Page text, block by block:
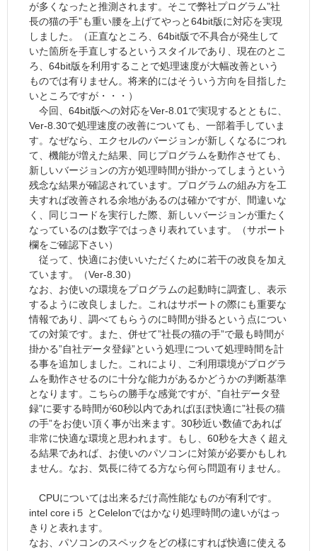
が多くなったと推測されます。そこで弊社プログラム”社
長の猫の手”も重い腰を上げてやっと64bit版に対応を実現
しました。（正直なところ、64bit版で不具合が発生して
いた箇所を手直しするというスタイルであり、現在のとこ
ろ、64bit版を利用することで処理速度が大幅改善という
ものでは有りません。将来的にはそういう方向を目指した
いところですが・・・）
今回、64bit版への対応をVer-8.01で実現するとともに、
Ver-8.30で処理速度の改善についても、一部着手していま
す。なぜなら、エクセルのバージョンが新しくなるにつれ
て、機能が増えた結果、同じプログラムを動作させても、
新しいバージョンの方が処理時間が掛かってしまうという
残念な結果が確認されています。プログラムの組み方を工
夫すれば改善される余地があるのは確かですが、間違いな
く、同じコードを実行した際、新しいバージョンが重たく
なっているのは数字ではっきり表れています。（サポート
欄をご確認下さい）
従って、快適にお使いいただくために若干の改良を加え
ています。（Ver-8.30）
なお、お使いの環境をプログラムの起動時に調査し、表示
するように改良しました。これはサポートの際にも重要な
情報であり、調べてもらうのに時間が掛るという点につい
ての対策です。また、併せて”社長の猫の手”で最も時間が
掛かる”自社データ登録”という処理について処理時間を計
る事を追加しました。これにより、ご利用環境がプログラ
ムを動作させるのに十分な能力があるかどうかの判断基準
となります。こちらの勝手な感覚ですが、”自社データ登
録”に要する時間が60秒以内であればほぼ快適に”社長の猫
の手”をお使い頂く事が出来ます。30秒近い数値であれば
非常に快適な環境と思われます。もし、60秒を大きく超え
る結果であれば、お使いのパソコンに対策が必要かもしれ
ません。なお、気長に待てる方なら何ら問題有りません。
CPUについては出来るだけ高性能なものが有利です。
intel core i５ とCelelonではかなり処理時間の違いがはっ
きりと表れます。
なお、パソコンのスペックをどの様にすれば快適に使える